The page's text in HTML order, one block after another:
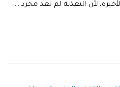
لأن التغذية لم تعد مجرد …